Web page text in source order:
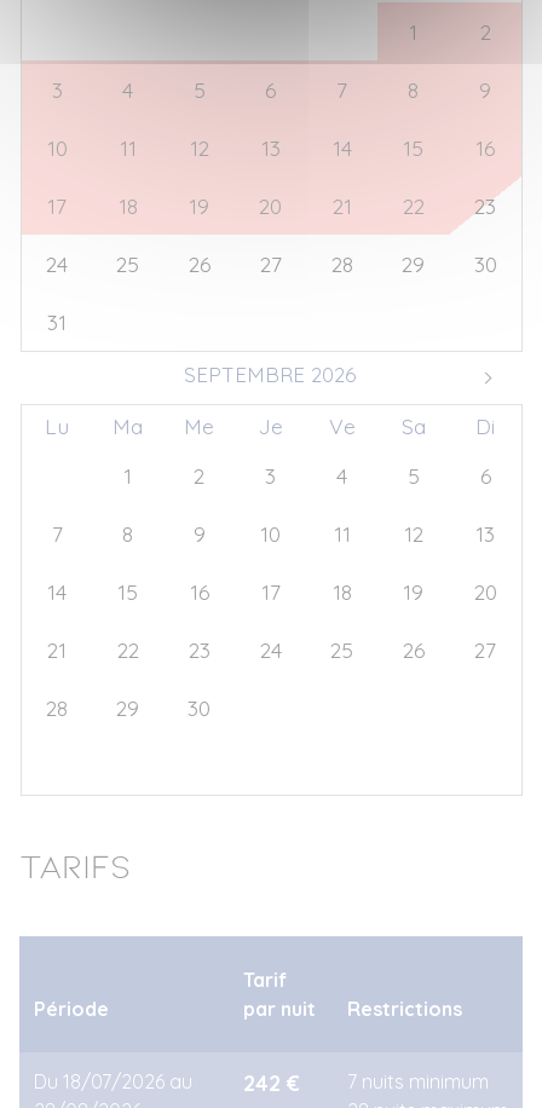
1 2
3 4 5 6 7 8 9
10 11 12 13 14 15 16
17 18 19 20 21 22 23
24 25 26 27 28 29 30
31
SEPTEMBRE 2026
Lu Ma Me Je Ve Sa
Di
1 2 3 4 5 6
7 8 9 10 11 12 13
14 15 16 17 18 19 20
21 22 23 24 25 26 27
28 29 30
Tarifs
Période
Tarif
par nuit
Restrictions
Du 18/07/2026 au
242 €
7 nuits minimum